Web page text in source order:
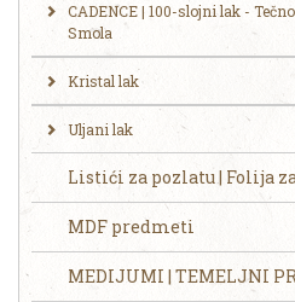
CADENCE | 100-slojni lak -
Smola
Kristal lak
Uljani lak
Listići za pozlatu | Folija
MDF predmeti
MEDIJUMI | TEMELJNI